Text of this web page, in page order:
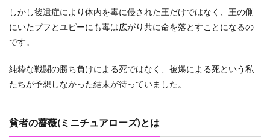
しかし後遺症により体内を毒に侵された王だけではなく、王の側
にいたプフとユピーにも毒は広がり共に命を落とすことになるの
です。
純粋な戦闘の勝ち負けによる死ではなく、被爆による死という私
たちが予想しなかった結末が待っていました。
貧者の薔薇(ミニチュアローズ)とは